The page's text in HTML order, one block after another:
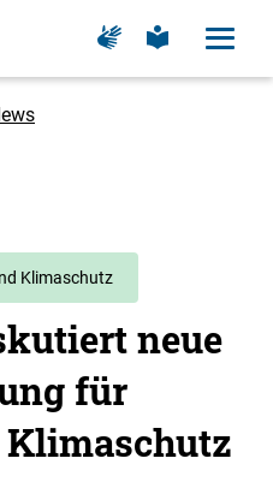
Zur
Seite
Gebärdensprache
Zur
Seite
leichte
Menü
Klimaschutz
neue
für